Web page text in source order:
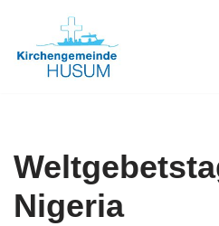
Zum
Nigeria